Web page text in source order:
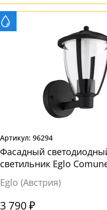
96294
Фасадный
светильник Eglo
влагозащищенные
Eglo (Австрия)
3 790 ₽